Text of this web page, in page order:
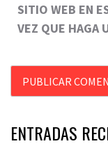
SITIO WEB EN
VEZ QUE HAGA
ENTRADAS